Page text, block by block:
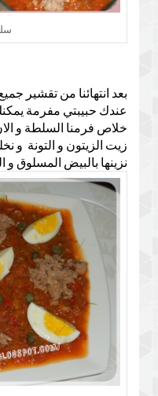
بعد انتهائنا من تقشير
عندك حبيبتي مفرمة
خلاص فرمنا السلطة و
زيت الزيتون و التونة
نزينها بالبيض المسلوق و